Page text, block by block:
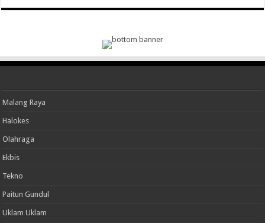
Malang Raya
Halokes
Olahraga
Ekbis
Tekno
Paitun Gundul
Uklam Uklam